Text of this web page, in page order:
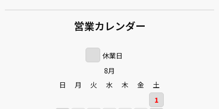
営業カレンダー
休業日
8月
日
月 火 水 木 金
土
1